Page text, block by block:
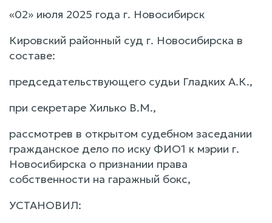
«02» июля 2025 года г. Новосибирск
Кировский районный суд г. Новосибирска в
составе:
председательствующего судьи Гладких А.К.,
при секретаре Хилько В.М.,
рассмотрев в открытом судебном заседании
гражданское дело по иску ФИО1 к мэрии г.
Новосибирска о признании права
собственности на гаражный бокс,
УСТАНОВИЛ: